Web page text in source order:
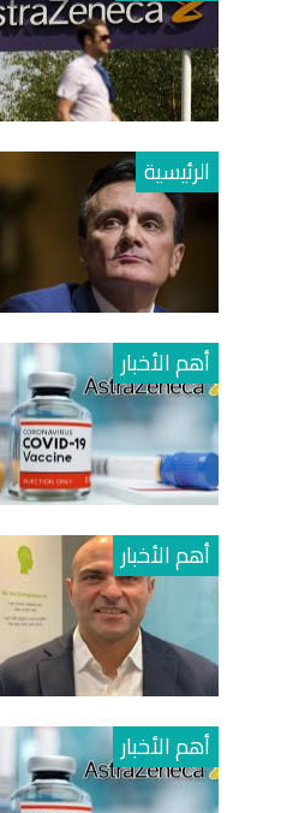
الرئيسية
أهم الأخبار
أهم الأخبار
أهم الأخبار